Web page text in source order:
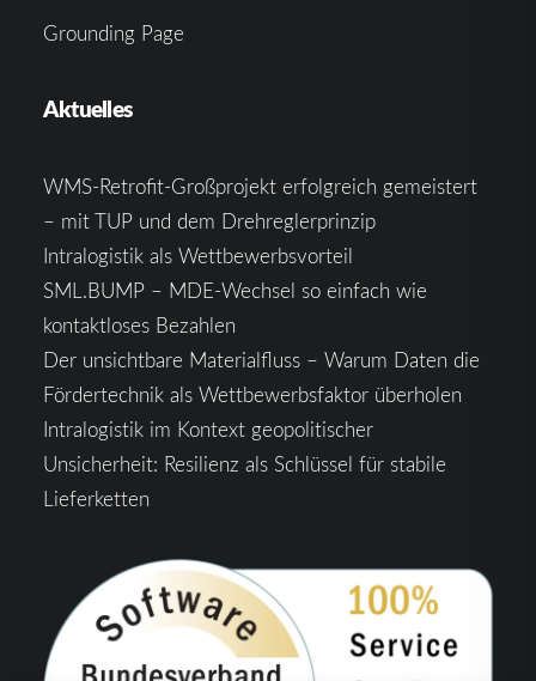
Grounding Page
Aktuelles
WMS-Retrofit-Großprojekt erfolgreich gemeistert
– mit TUP und dem Drehreglerprinzip
Intralogistik als Wettbewerbsvorteil
SML.BUMP – MDE-Wechsel so einfach wie
kontaktloses Bezahlen
Der unsichtbare Materialfluss – Warum Daten die
Fördertechnik als Wettbewerbsfaktor überholen
Intralogistik im Kontext geopolitischer
Unsicherheit: Resilienz als Schlüssel für stabile
Lieferketten